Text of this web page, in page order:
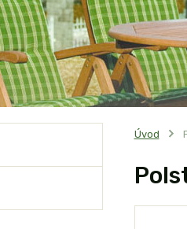
Úvod